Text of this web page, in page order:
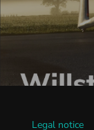
Legal notice